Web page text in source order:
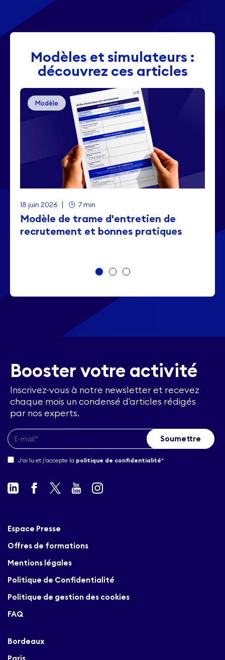
Modèles et simulateurs :
découvrez ces articles
Modèle
18 juin 2026 7 min
Modèle de trame d'entretien de
recrutement et bonnes pratiques
Booster votre activité
Inscrivez-vous à notre newsletter et recevez
chaque mois un condensé d'articles rédigés
par nos experts.
J'ai lu et j'accepte la politique de confidentialité*
Espace Presse
Offres de formations
Mentions légales
Politique de Confidentialité
Politique de gestion des cookies
FAQ
Bordeaux